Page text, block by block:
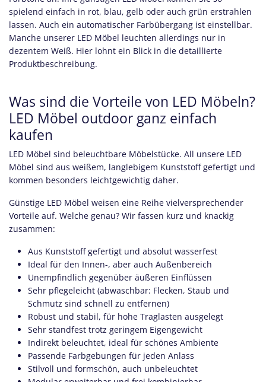
spielend einfach in rot, blau, gelb oder auch grün erstrahlen
lassen. Auch ein automatischer Farbübergang ist einstellbar.
Manche unserer LED Möbel leuchten allerdings nur in
dezentem Weiß. Hier lohnt ein Blick in die detaillierte
Produktbeschreibung.
Was sind die Vorteile von LED Möbeln?
LED Möbel outdoor ganz einfach
kaufen
LED Möbel sind beleuchtbare Möbelstücke. All unsere LED
Möbel sind aus weißem, langlebigem Kunststoff gefertigt und
kommen besonders leichtgewichtig daher.
Günstige LED Möbel weisen eine Reihe vielversprechender
Vorteile auf. Welche genau? Wir fassen kurz und knackig
zusammen:
Aus Kunststoff gefertigt und absolut wasserfest
Ideal für den Innen-, aber auch Außenbereich
Unempfindlich gegenüber äußeren Einflüssen
Sehr pflegeleicht (abwaschbar: Flecken, Staub und
Schmutz sind schnell zu entfernen)
Robust und stabil, für hohe Traglasten ausgelegt
Sehr standfest trotz geringem Eigengewicht
Indirekt beleuchtet, ideal für schönes Ambiente
Passende Farbgebungen für jeden Anlass
Stilvoll und formschön, auch unbeleuchtet